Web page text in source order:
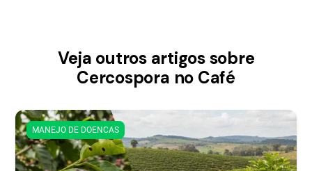
Veja outros artigos sobre
Cercospora no Café
MANEJO DE DOENCAS